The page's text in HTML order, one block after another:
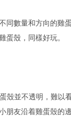
數量和方向的
殼，同樣好玩。
並不透明，難以
友沿着雞蛋殼的